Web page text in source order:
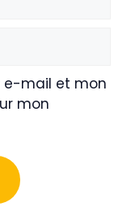
e-mail et mon
mon